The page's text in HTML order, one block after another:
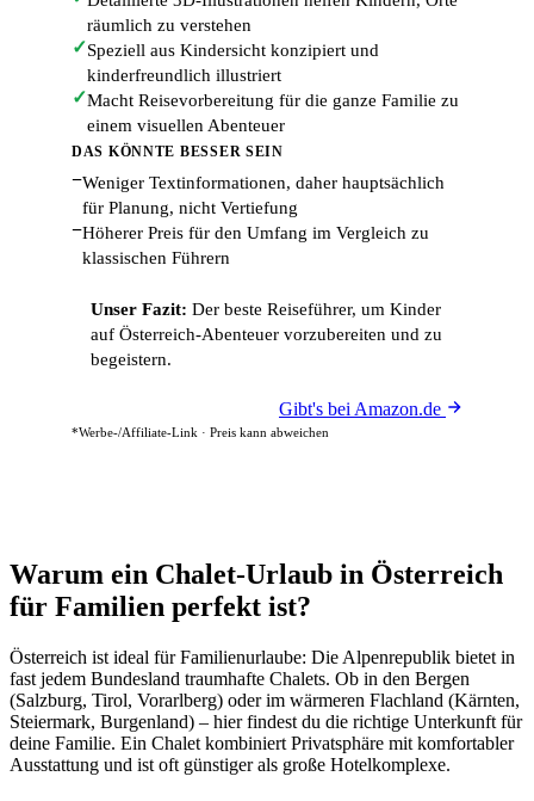
räumlich zu verstehen
✓Speziell aus Kindersicht konzipiert und
kinderfreundlich illustriert
✓Macht Reisevorbereitung für die ganze Familie zu
einem visuellen Abenteuer
DAS KÖNNTE BESSER SEIN
−Weniger Textinformationen, daher hauptsächlich
für Planung, nicht Vertiefung
−Höherer Preis für den Umfang im Vergleich zu
klassischen Führern
Unser Fazit: Der beste Reiseführer, um Kinder
auf Österreich-Abenteuer vorzubereiten und zu
begeistern.
Gibt's bei Amazon.de
*Werbe-/Affiliate-Link · Preis kann abweichen
Warum ein Chalet-Urlaub in Österreich
für Familien perfekt ist?
Österreich ist ideal für Familienurlaube: Die Alpenrepublik bietet in
fast jedem Bundesland traumhafte Chalets. Ob in den Bergen
(Salzburg, Tirol, Vorarlberg) oder im wärmeren Flachland (Kärnten,
Steiermark, Burgenland) – hier findest du die richtige Unterkunft für
deine Familie. Ein Chalet kombiniert Privatsphäre mit komfortabler
Ausstattung und ist oft günstiger als große Hotelkomplexe.